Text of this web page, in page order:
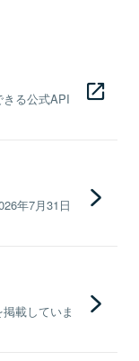
る公式API
年7月31日
載していま